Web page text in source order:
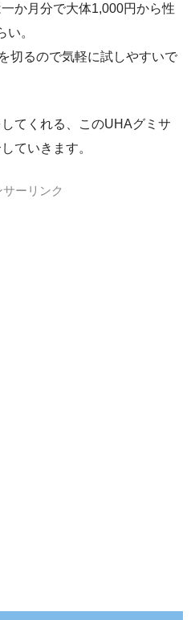
か月分で大体1,000円から性
。
切るので気軽に試しやすいで
てくれる、このUHAグミサ
ていきます。
サーリンク